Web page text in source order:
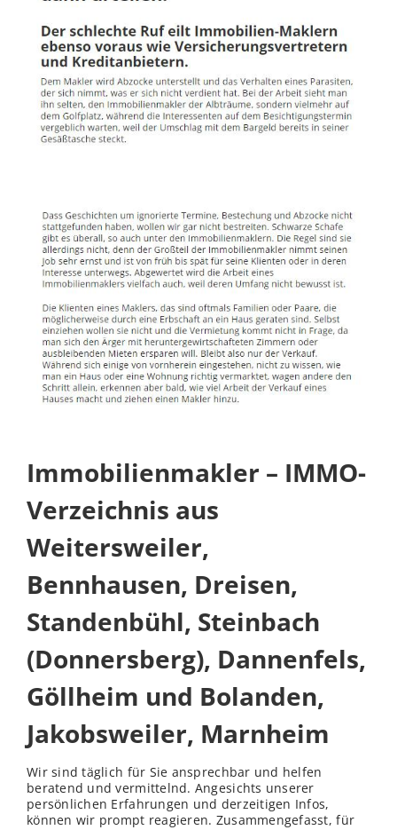
Immobilienmakler – IMMO-
Verzeichnis aus
Weitersweiler,
Bennhausen, Dreisen,
Standenbühl, Steinbach
(Donnersberg), Dannenfels,
Göllheim und Bolanden,
Jakobsweiler, Marnheim
Wir sind täglich für Sie ansprechbar und helfen
beratend und vermittelnd. Angesichts unserer
persönlichen Erfahrungen und derzeitigen Infos,
können wir prompt reagieren. Zusammengefasst, für